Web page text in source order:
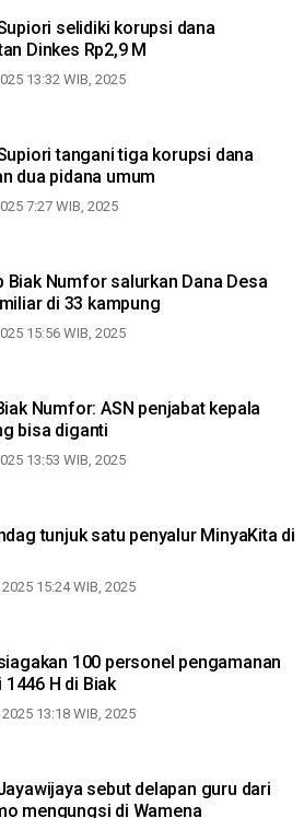
selidiki korupsi dana
Dinkes Rp2,9 M
13:32 WIB, 2025
tangani tiga korupsi dana
dua pidana umum
7:27 WIB, 2025
Biak Numfor salurkan Dana Desa
di 33 kampung
15:56 WIB, 2025
Numfor: ASN penjabat kepala
bisa diganti
13:53 WIB, 2025
tunjuk satu penyalur MinyaKita di
15:24 WIB, 2025
100 personel pengamanan
1446 H di Biak
13:18 WIB, 2025
sebut delapan guru dari
mengungsi di Wamena